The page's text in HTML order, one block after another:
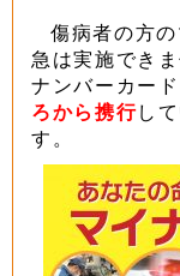
傷病者の方
急は実施でき
ナンバーカー
ろから携行し
す。